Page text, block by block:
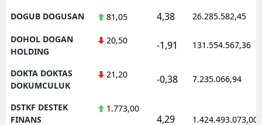
DOGUB DOGUSAN 81,05 4,38 26.285.582,45
DOHOL DOGAN
HOLDING
20,50 -1,91 131.554.567,36
DOKTA DOKTAS
DOKUMCULUK
21,20 -0,38 7.235.066,94
DSTKF DESTEK
FINANS
1.773,00
4,29 1.424.493.073,00